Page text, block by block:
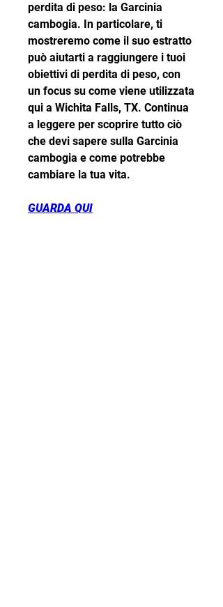
perdita di peso: la Garcinia
cambogia. In particolare, ti
mostreremo come il suo estratto
può aiutarti a raggiungere i tuoi
obiettivi di perdita di peso, con
un focus su come viene utilizzata
qui a Wichita Falls, TX. Continua
a leggere per scoprire tutto ciò
che devi sapere sulla Garcinia
cambogia e come potrebbe
cambiare la tua vita.
GUARDA QUI